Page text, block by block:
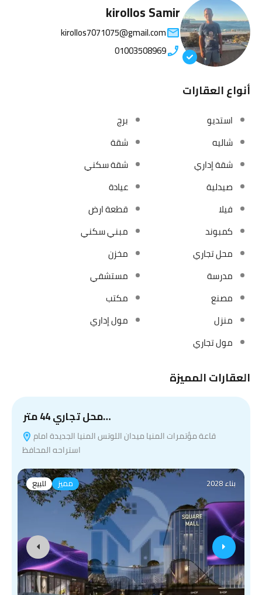
kirollos Samir
kirollos7071075@gmail.com
01003508969
أنواع العقارات
استديو
برج
شاليه
شقة
شقة إداري
شقة سكني
صيدلية
عيادة
فيلا
قطعة ارض
كمبوند
مبني سكني
محل تجاري
مخزن
مدرسة
مستشفي
مصنع
مكتب
منزل
مول إداري
مول تجاري
العقارات المميزة
محل تجاري 44 متر…
استراحه المحافظ
للبيع مميز بناء 2028